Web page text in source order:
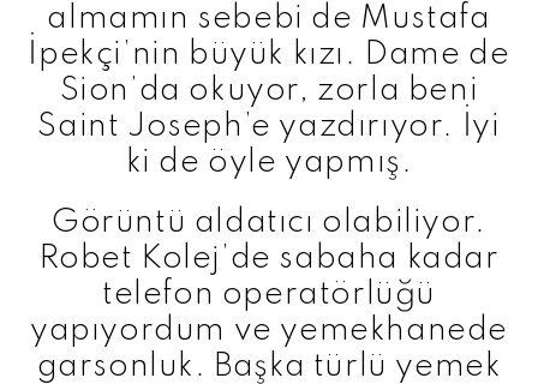
almamın sebebi de Mustafa
İpekçi’nin büyük kızı. Dame de
Sion’da okuyor, zorla beni
Saint Joseph’e yazdırıyor. İyi
ki de öyle yapmış.
Görüntü aldatıcı olabiliyor.
Robet Kolej’de sabaha kadar
telefon operatörlüğü
yapıyordum ve yemekhanede
garsonluk. Başka türlü yemek